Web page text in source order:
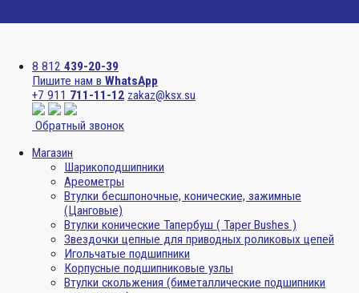
8 812 439-20-39
Пишите нам в WhatsApp
+7 911 711-11-12 zakaz@ksx.su
Обратный звонок
Магазин
Шарикоподшипники
Ареометры
Втулки бесшпоночные, конические, зажимные
(Цанговые)
Втулки конические Тапербуш ( Taper Bushes )
Звездочки цепные для приводных роликовых цепей
Игольчатые подшипники
Корпусные подшипниковые узлы
Втулки скольжения (биметаллические подшипники